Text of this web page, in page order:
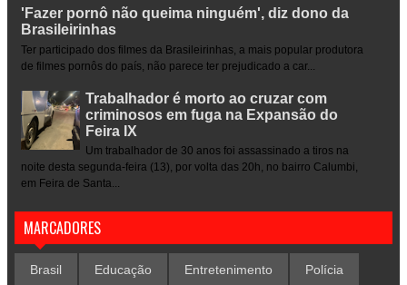
'Fazer pornô não queima ninguém', diz dono da
Brasileirinhas
Ter participado dos filmes da Brasileirinhas, a mais popular produtora
de filmes pornôs do país, não parece ter prejudicado a car...
Trabalhador é morto ao cruzar com
criminosos em fuga na Expansão do
Feira IX
Um trabalhador de 30 anos foi assassinado a tiros na
noite desta segunda-feira (13), por volta das 20h, no bairro Calumbi,
em Feira de Santa...
MARCADORES
Brasil Educação Entretenimento Polícia